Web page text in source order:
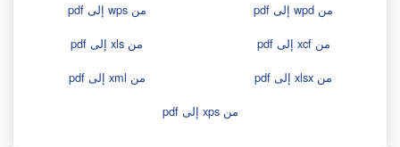
من wpd إلى pdf
من wps إلى pdf
من xcf إلى pdf
من xls إلى pdf
من xlsx إلى pdf
من xml إلى pdf
من xps إلى pdf